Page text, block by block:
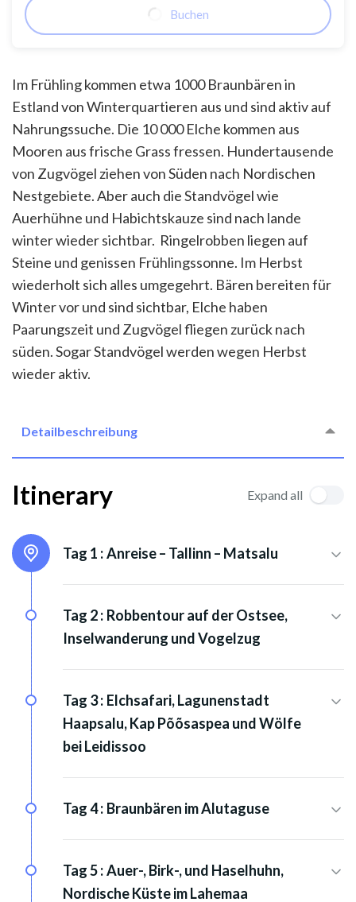
Buchen
Im Frühling kommen etwa 1000 Braunbären in
Estland von Winterquartieren aus und sind aktiv auf
Nahrungssuche. Die 10 000 Elche kommen aus
Mooren aus frische Grass fressen. Hundertausende
von Zugvögel ziehen von Süden nach Nordischen
Nestgebiete. Aber auch die Standvögel wie
Auerhühne und Habichtskauze sind nach lande
winter wieder sichtbar. Ringelrobben liegen auf
Steine und genissen Frühlingssonne. Im Herbst
wiederholt sich alles umgegehrt. Bären bereiten für
Winter vor und sind sichtbar, Elche haben
Paarungszeit und Zugvögel fliegen zurück nach
süden. Sogar Standvögel werden wegen Herbst
wieder aktiv.
Detailbeschreibung
Itinerary Expand all
Tag 1 :Anreise – Tallinn – Matsalu
Tag 2 : Robbentour auf der Ostsee,
Inselwanderung und Vogelzug
Tag 3 : Elchsafari, Lagunenstadt
Haapsalu, Kap Põõsaspea und Wölfe
bei Leidissoo
Tag 4 : Braunbären im Alutaguse
Tag 5 :Auer-, Birk-, und Haselhuhn,
Nordische Küste im Lahemaa